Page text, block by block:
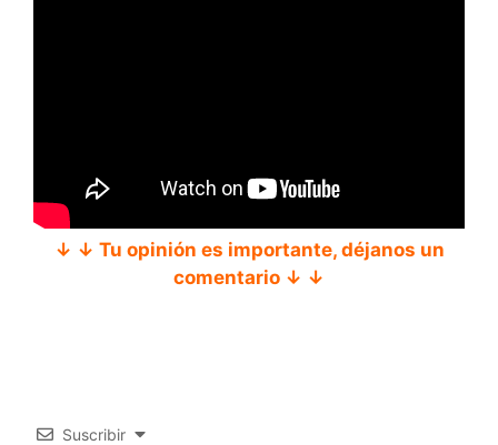
↓ ↓ Tu opinión es importante, déjanos un
comentario ↓ ↓
Suscribir